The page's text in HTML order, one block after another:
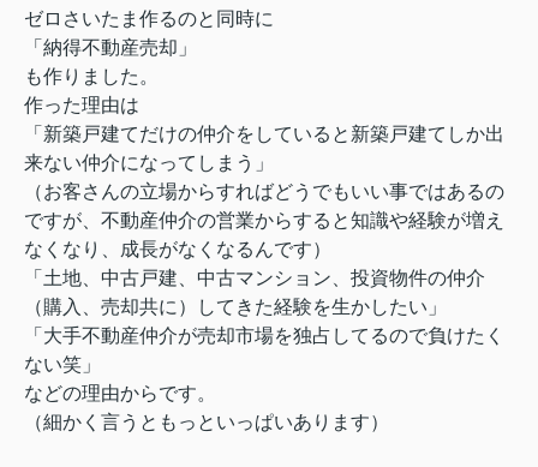
ゼロさいたま作るのと同時に
「納得不動産売却」
も作りました。
作った理由は
「新築戸建てだけの仲介をしていると新築戸建てしか出
来ない仲介になってしまう」
（お客さんの立場からすればどうでもいい事ではあるの
ですが、不動産仲介の営業からすると知識や経験が増え
なくなり、成長がなくなるんです）
「土地、中古戸建、中古マンション、投資物件の仲介
（購入、売却共に）してきた経験を生かしたい」
「大手不動産仲介が売却市場を独占してるので負けたく
ない笑」
などの理由からです。
（細かく言うともっといっぱいあります）